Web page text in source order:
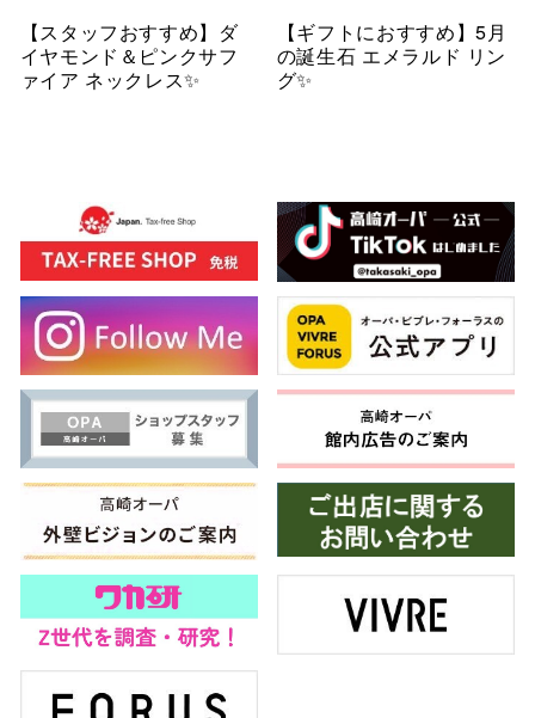
【スタッフおすすめ】ダ
イヤモンド＆ピンクサフ
ァイア ネックレス✨
【ギフトにおすすめ】5月
の誕生石 エメラルド リン
グ✨